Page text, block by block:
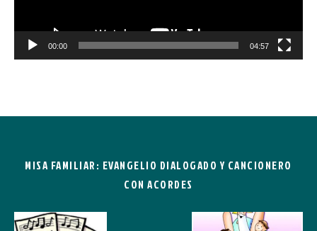
00:00 04:57
MISA FAMILIAR: EVANGELIO DIALOGADO Y CANCIONERO
CON ACORDES